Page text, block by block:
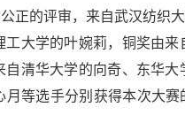
正的评审，来自武汉纺织
工大学的叶婉莉，铜奖由
清华大学的向奇、东华
等选手分别获得本次大